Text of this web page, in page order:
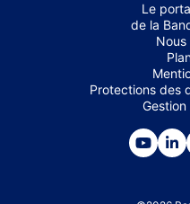
Le
de la
Protections des